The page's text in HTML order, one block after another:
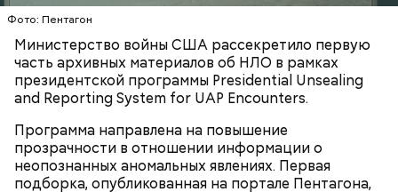
Фото: Пентагон
Министерство войны США рассекретило первую
часть архивных материалов об НЛО в рамках
президентской программы Presidential Unsealing
and Reporting System for UAP Encounters.
Программа направлена на повышение
прозрачности в отношении информации о
неопознанных аномальных явлениях. Первая
подборка, опубликованная на портале Пентагона,
К тому же здесь водятся редкие виды животных и
других растений, которых в мире больше нигде не
встретить. На Сокотре также есть горы,
известняковое плато и прибрежные равнины,
которые дополняют «внеземную» атмосферу.